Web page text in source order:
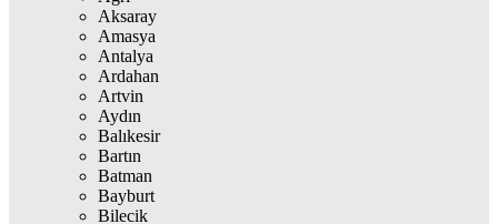
Aksaray
Amasya
Antalya
Ardahan
Artvin
Aydın
Balıkesir
Bartın
Batman
Bayburt
Bilecik